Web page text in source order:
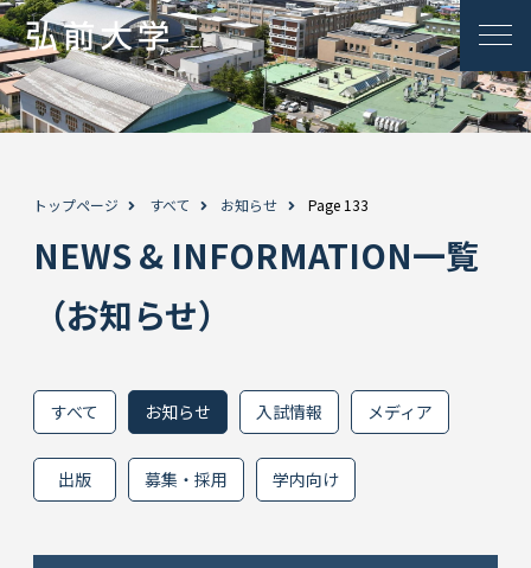
トップページ すべて お知らせ Page 133
NEWS & INFORMATION一覧
（お知らせ）
すべて お知らせ 入試情報 メディア
出版 募集・採用 学内向け